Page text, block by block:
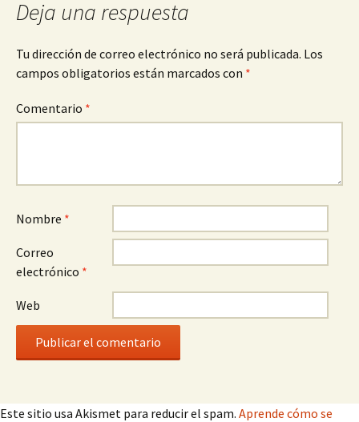
Deja una respuesta
Tu dirección de correo electrónico no será publicada. Los
campos obligatorios están marcados con *
Comentario *
Nombre *
Correo
electrónico *
Web
Este sitio usa Akismet para reducir el spam. Aprende cómo se